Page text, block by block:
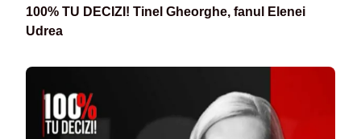
100% TU DECIZI! Tinel Gheorghe, fanul Elenei
Udrea